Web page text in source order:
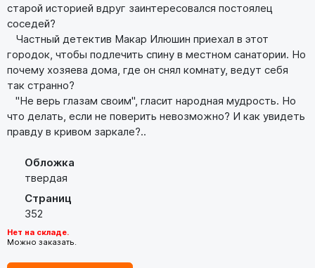
старой историей вдруг заинтересовался постоялец
соседей?
Частный детектив Макар Илюшин приехал в этот
городок, чтобы подлечить спину в местном санатории. Но
почему хозяева дома, где он снял комнату, ведут себя
так странно?
"Не верь глазам своим", гласит народная мудрость. Но
что делать, если не поверить невозможно? И как увидеть
правду в кривом заркале?..
Обложка
твердая
Страниц
352
Нет на складе.
Можно заказать.